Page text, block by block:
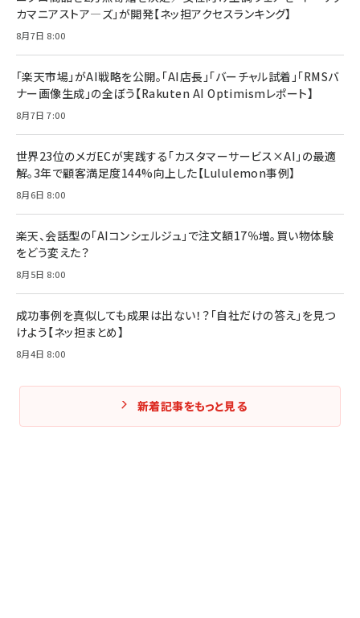
マーケティングの真実 P&G・グリコで学んだ失敗
￥2,200
￥880
ママ投資家が育休中に１億貯めた株式投資
￥1,870
￥1,980
フィードバック経営 「沈黙の組織」から「高め合う
Amazonランキングをもっと見る
カマニアストア―ズ」が開発【ネッ担アクセスランキング】
8月7日 8:00
「楽天市場」がAI戦略を公開。「AI店長」「バーチャル試着」「RMSバ
ナー画像生成」の全ぼう【Rakuten AI Optimismレポート】
8月7日 7:00
世界23位のメガECが実践する「カスタマーサービス×AI」の最適
解。3年で顧客満足度144%向上した【Lululemon事例】
8月6日 8:00
楽天、会話型の「AIコンシェルジュ」で注文額17％増。買い物体験
をどう変えた？
8月5日 8:00
成功事例を真似しても成果は出ない！？「自社だけの答え」を見つ
けよう【ネッ担まとめ】
8月4日 8:00
新着記事をもっと見る